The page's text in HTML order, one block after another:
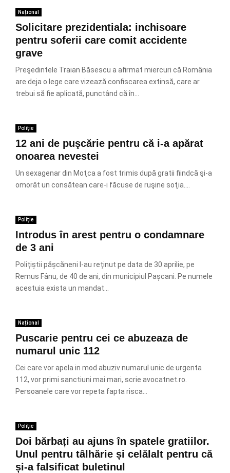
Național
Solicitare prezidentiala: inchisoare
pentru soferii care comit accidente
grave
Preşedintele Traian Băsescu a afirmat miercuri că România
are deja o lege care vizează confiscarea extinsă, care ar
trebui să fie aplicată, punctând că în...
Poliție
12 ani de puşcărie pentru că i-a apărat
onoarea nevestei
Un sexagenar din Moţca a fost trimis după gratii fiindcă şi-a
omorât un consătean care-i făcuse de ruşine soţia....
Poliție
Introdus în arest pentru o condamnare
de 3 ani
Polițiștii pășcăneni l-au reținut pe data de 30 aprilie, pe
Remus Fânu, de 40 de ani, din municipiul Pașcani. Pe numele
acestuia exista un mandat...
Național
Puscarie pentru cei ce abuzeaza de
numarul unic 112
Cei care vor apela in mod abuziv numarul unic de urgenta
112, vor primi sanctiuni mai mari, scrie avocatnet.ro.
Persoanele care vor repeta fapta risca...
Poliție
Doi bărbați au ajuns în spatele gratiilor.
Unul pentru tâlhărie și celălalt pentru că
și-a falsificat buletinul